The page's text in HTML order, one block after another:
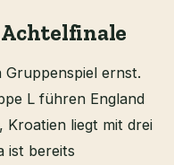
Achtelfinale
ernst.
L führen England
Kroatien liegt mit drei
ist bereits